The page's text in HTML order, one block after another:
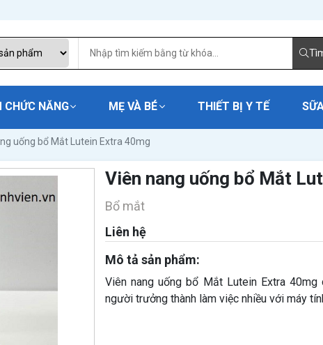
NĂNG MẸ VÀ BÉ THIẾT BỊ Y TẾ
uống bổ Mắt Lutein Extra 40mg
Viên nang uống bổ Mắt
Bổ mắt
Liên hệ
Mô tả sản phẩm:
Viên nang uống bổ Mắt Lutein Extra
người trưởng thành làm việc nhiều với máy